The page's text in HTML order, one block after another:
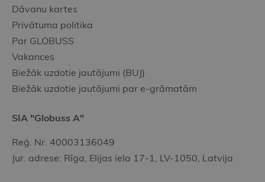
Dāvanu kartes
Privātuma politika
Par GLOBUSS
Vakances
Biežāk uzdotie jautājumi (BUJ)
Biežāk uzdotie jautājumi par e-grāmatām
SIA "Globuss A"
Reģ. Nr. 40003136049
Jur. adrese: Rīga, Elijas iela 17-1, LV-1050, Latvija